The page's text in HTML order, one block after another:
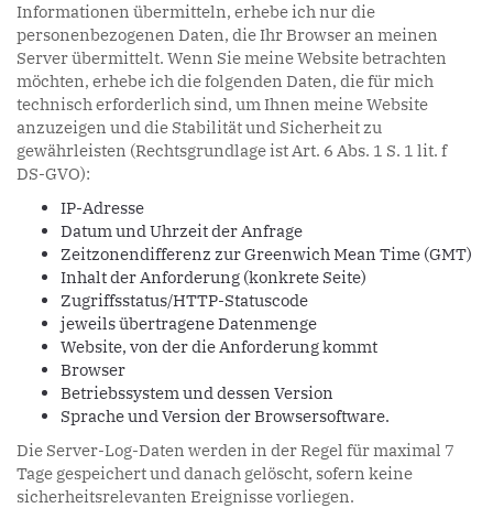
Informationen übermitteln, erhebe ich nur die
personenbezogenen Daten, die Ihr Browser an meinen
Server übermittelt. Wenn Sie meine Website betrachten
möchten, erhebe ich die folgenden Daten, die für mich
technisch erforderlich sind, um Ihnen meine Website
anzuzeigen und die Stabilität und Sicherheit zu
gewährleisten (Rechtsgrundlage ist Art. 6 Abs. 1 S. 1 lit. f
DS-GVO):
IP-Adresse
Datum und Uhrzeit der Anfrage
Zeitzonendifferenz zur Greenwich Mean Time (GMT)
Inhalt der Anforderung (konkrete Seite)
Zugriffsstatus/HTTP-Statuscode
jeweils übertragene Datenmenge
Website, von der die Anforderung kommt
Browser
Betriebssystem und dessen Version
Sprache und Version der Browsersoftware.
Die Server-Log-Daten werden in der Regel für maximal 7
Tage gespeichert und danach gelöscht, sofern keine
sicherheitsrelevanten Ereignisse vorliegen.